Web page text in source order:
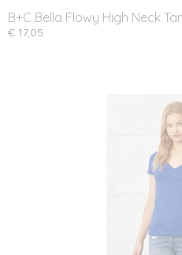
B+C Bella Flowy High Neck
€ 17,05